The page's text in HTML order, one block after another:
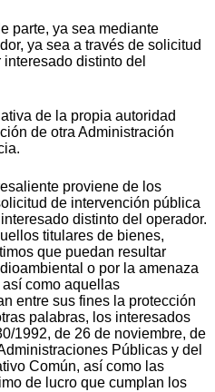
parte, ya sea mediante
ya sea a través de solicitud
distinto del
de la propia autoridad
de otra Administración
proviene de los
de intervención pública
distinto del operador.
titulares de bienes,
que puedan resultar
o por la amenaza
como aquellas
entre sus fines la protección
palabras, los interesados
1992, de 26 de noviembre, de
Públicas y del
Común, así como las
de lucro que cumplan los